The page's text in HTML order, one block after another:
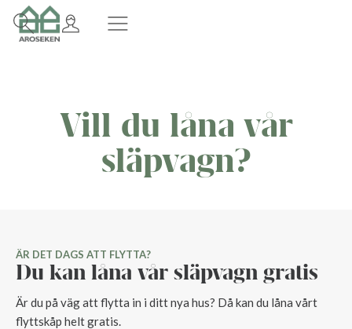
Vill du låna vår
släpvagn?
ÄR DET DAGS ATT FLYTTA?
Du kan låna vår släpvagn gratis
Är du på väg att flytta in i ditt nya hus? Då kan du låna vårt
flyttskåp helt gratis.